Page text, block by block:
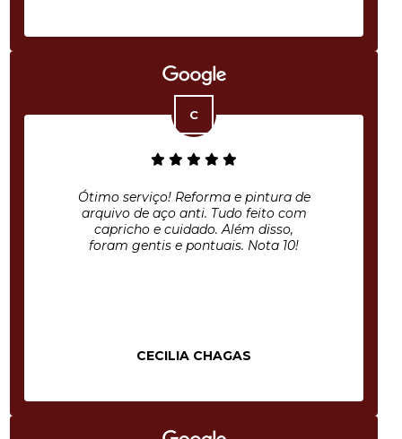
Ótimo serviço! Reforma e pintura de
arquivo de aço anti. Tudo feito com
capricho e cuidado. Além disso,
foram gentis e pontuais. Nota 10!
CECILIA CHAGAS